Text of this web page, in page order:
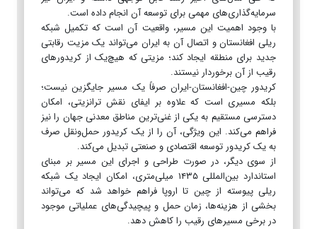
سرمایه‌گذاری‌های مهمی برای توسعه آن انجام داده است.
با وجود اهمیت این مسیر، واقعیت آن است که تکمیل شبکه
ریلی افغانستان و اتصال آن به ایران می‌تواند یک مزیت رقابتی
جدید برای منطقه ایجاد کند؛ مزیتی که هیچ‌یک از کریدورهای
رقیب از آن برخوردار نیستند.
کریدور چین-افغانستان-ایران صرفاً یک مسیر جایگزین نیست؛
بلکه مسیری است که علاوه بر ایفای نقش ترانزیتی، امکان
دسترسی مستقیم به یکی از غنی‌ترین مناطق معدنی جهان را نیز
فراهم می‌کند. این ویژگی، آن را از یک کریدور حمل‌ونقل صرف
به یک کریدور توسعه اقتصادی و صنعتی تبدیل می‌کند.
از سوی دیگر، در صورت طراحی و اجرای این مسیر بر مبنای
استاندارد بین‌المللی ۱۴۳۵ میلی‌متری، امکان ایجاد یک شبکه
ریلی پیوسته از چین تا اروپا فراهم خواهد شد که می‌تواند
بخشی از هزینه‌ها، زمان حمل و پیچیدگی‌های عملیاتی موجود
در برخی مسیرهای رقیب را کاهش دهد.